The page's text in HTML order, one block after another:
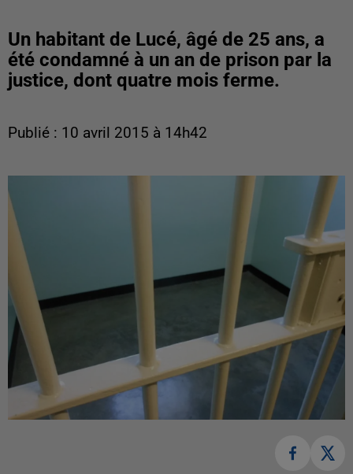
Un habitant de Lucé, âgé de 25 ans, a
été condamné à un an de prison par la
justice, dont quatre mois ferme.
Publié : 10 avril 2015 à 14h42